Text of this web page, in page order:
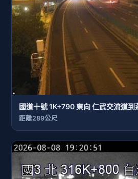
國道十號 1K+790 東向 仁武交流道到
距離289公尺